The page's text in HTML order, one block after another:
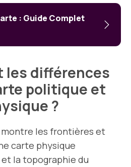
: Guide Complet
les différences
politique et
?
les frontières et
carte physique
la topographie du